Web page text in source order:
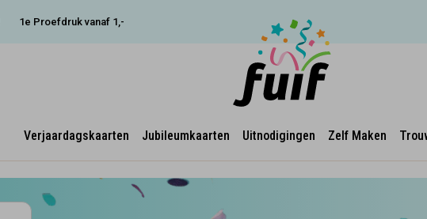
1e Proefdruk vanaf 1,-
Verjaardagskaarten Jubileumkaarten Uitnodigingen Zelf Maken